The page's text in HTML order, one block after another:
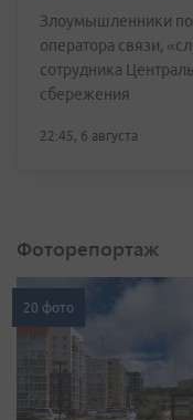
Злоумышленники
оператора связи,
сотрудника
сбережения
22:45, 6 августа
Фоторепортаж
20 фото